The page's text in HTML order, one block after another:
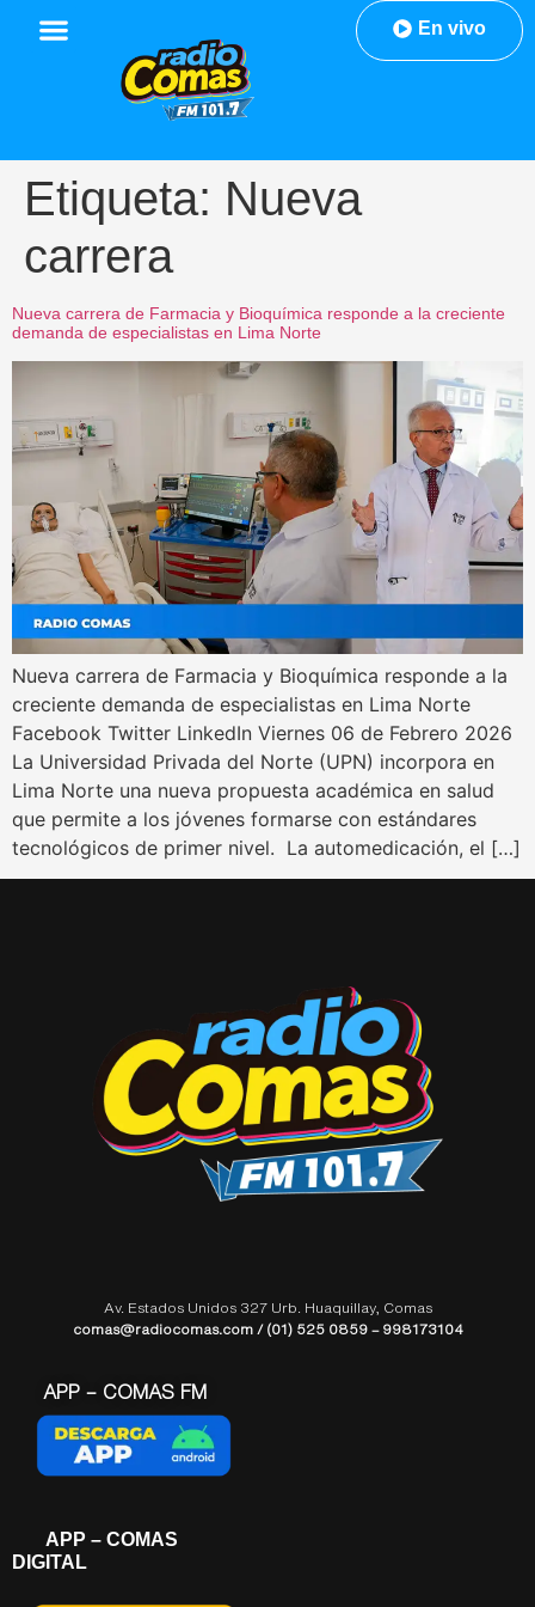
En vivo
Etiqueta: Nueva
carrera
Nueva carrera de Farmacia y Bioquímica responde a la creciente
demanda de especialistas en Lima Norte
Nueva carrera de Farmacia y Bioquímica responde a la
creciente demanda de especialistas en Lima Norte
Facebook Twitter LinkedIn Viernes 06 de Febrero 2026
La Universidad Privada del Norte (UPN) incorpora en
Lima Norte una nueva propuesta académica en salud
que permite a los jóvenes formarse con estándares
tecnológicos de primer nivel. La automedicación, el […]
Av. Estados Unidos 327 Urb. Huaquillay, Comas
comas@radiocomas.com / (01) 525 0859 – 998173104
APP – COMAS FM
APP – COMAS
DIGITAL